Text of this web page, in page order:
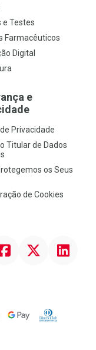
e Testes
Farmacêuticos
Digital
e
Privacidade
Titular de Dados
os Seus
de Cookies
Twitter Linkedin
Google PayDiners Club